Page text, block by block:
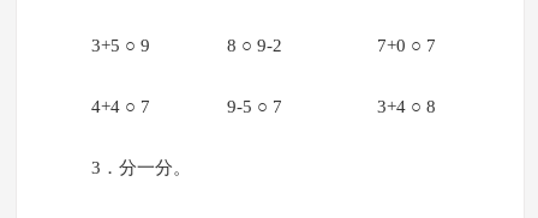
3+5 ○ 9 8 ○ 9-2 7+0 ○ 7
4+4 ○ 7 9-5 ○ 7 3+4 ○ 8
3．分一分。